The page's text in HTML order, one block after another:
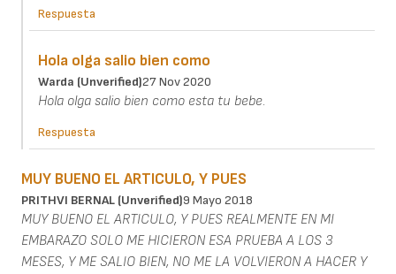
Respuesta
Hola olga salio bien como
Warda (unverified)27 Nov 2020
Hola olga salio bien como esta tu bebe.
Respuesta
MUY BUENO EL ARTICULO, Y PUES
PRITHVI BERNAL (unverified)9 Mayo 2018
MUY BUENO EL ARTICULO, Y PUES REALMENTE EN MI
EMBARAZO SOLO ME HICIERON ESA PRUEBA A LOS 3
MESES, Y ME SALIO BIEN, NO ME LA VOLVIERON A HACER Y